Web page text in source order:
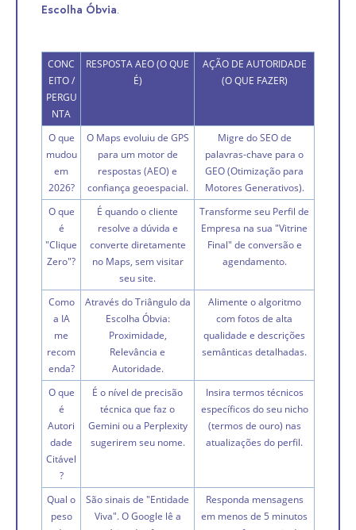
Escolha Óbvia.
CONC
EITO /
PERGU
NTA
RESPOSTA AEO (O QUE
É)
AÇÃO DE AUTORIDADE
(O QUE FAZER)
O que
mudou
em
2026?
O Maps evoluiu de GPS
para um motor de
respostas (AEO) e
confiança geoespacial.
Migre do SEO de
palavras-chave para o
GEO (Otimização para
Motores Generativos).
O que
é
"Clique
Zero"?
É quando o cliente
resolve a dúvida e
converte diretamente
no Maps, sem visitar
seu site.
Transforme seu Perfil de
Empresa na sua "Vitrine
Final" de conversão e
agendamento.
Como
a IA
me
recom
enda?
Através do Triângulo da
Escolha Óbvia:
Proximidade,
Relevância e
Autoridade.
Alimente o algoritmo
com fotos de alta
qualidade e descrições
semânticas detalhadas.
O que
é
Autori
dade
Citável
?
É o nível de precisão
técnica que faz o
Gemini ou a Perplexity
sugerirem seu nome.
Insira termos técnicos
específicos do seu nicho
(termos de ouro) nas
atualizações do perfil.
Qual o
peso
São sinais de "Entidade
Viva". O Google lê a
Responda mensagens
em menos de 5 minutos